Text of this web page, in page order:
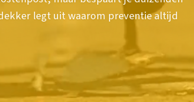
legt uit waarom preventie altijd